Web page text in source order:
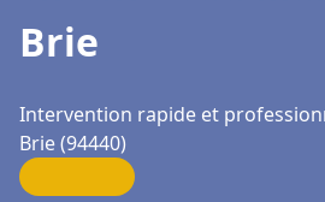
Brie
Intervention rapide et
Brie (94440)